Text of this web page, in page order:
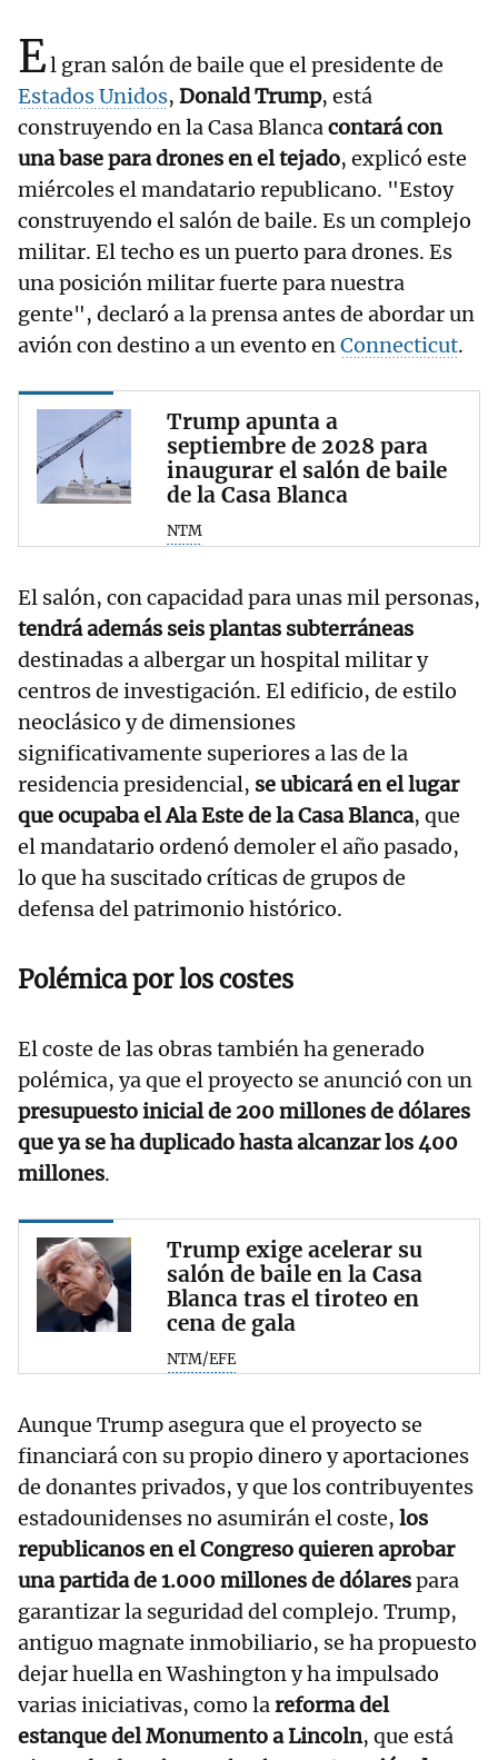
El gran salón de baile que el presidente de
Estados Unidos, Donald Trump, está
construyendo en la Casa Blancacontará con
una base para drones en el tejado, explicó este
miércoles el mandatario republicano. "Estoy
construyendo el salón de baile. Es un complejo
militar. El techo es un puerto para drones. Es
una posición militar fuerte para nuestra
gente", declaró a la prensa antes de abordar un
avión con destino a un evento enConnecticut.
Trump apunta a
septiembre de 2028 para
inaugurar el salón de baile
de la Casa Blanca
NTM
El salón, con capacidad para unas mil personas,
tendrá además seis plantas subterráneas
destinadas a albergar un hospital militar y
centros de investigación. El edificio, de estilo
neoclásico y de dimensiones
significativamente superiores a las de la
residencia presidencial, se ubicará en el lugar
que ocupaba el Ala Este de la Casa Blanca, que
el mandatario ordenó demoler el año pasado,
lo que ha suscitado críticas de grupos de
defensa del patrimonio histórico.
Polémica por los costes
El coste de las obras también ha generado
polémica, ya que el proyecto se anunció con un
presupuesto inicial de 200 millones de dólares
que ya se ha duplicado hasta alcanzar los 400
millones.
Trump exige acelerar su
salón de baile en la Casa
Blanca tras el tiroteo en
cena de gala
NTM/EFE
Aunque Trump asegura que el proyecto se
financiará con su propio dinero y aportaciones
de donantes privados, y que los contribuyentes
estadounidenses no asumirán el coste, los
republicanos en el Congreso quieren aprobar
una partida de 1.000 millones de dólarespara
garantizar la seguridad del complejo. Trump,
antiguo magnate inmobiliario, se ha propuesto
dejar huella en Washington y ha impulsado
varias iniciativas, como lareforma del
estanque del Monumento a Lincoln, que está